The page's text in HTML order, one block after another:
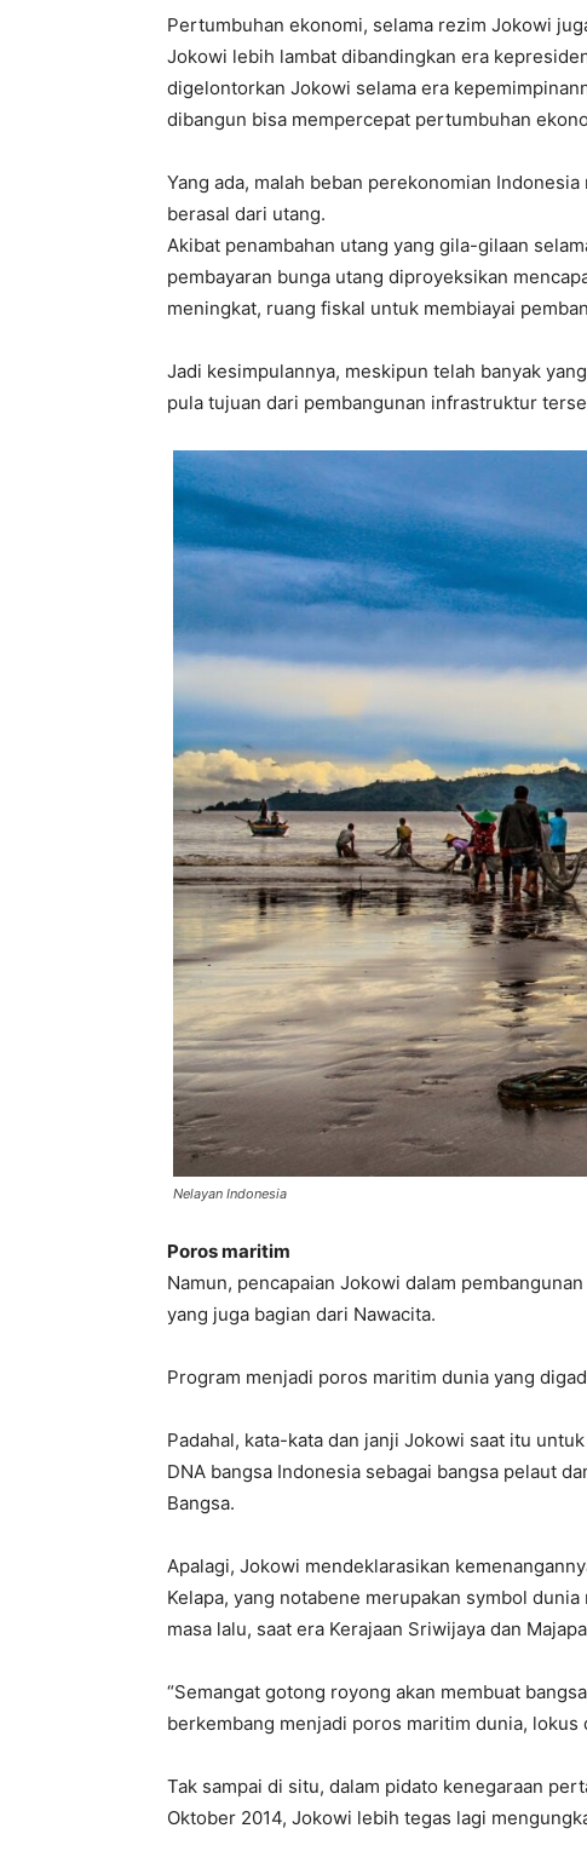
Pertumbuhan ekonomi, selama rezim Jokowi
Jokowi lebih lambat dibandingkan era
digelontorkan Jokowi selama era
dibangun bisa mempercepat pertumbuhan
Yang ada, malah beban perekonomian
berasal dari utang.
Akibat penambahan utang yang gila-gilaan
pembayaran bunga utang diproyeksikan
meningkat, ruang fiskal untuk membiayai
Jadi kesimpulannya, meskipun telah banyak
pula tujuan dari pembangunan infrastruktur
Nelayan Indonesia
Poros maritim
Namun, pencapaian Jokowi dalam
yang juga bagian dari Nawacita.
Program menjadi poros maritim dunia yang
Padahal, kata-kata dan janji Jokowi saat itu
DNA bangsa Indonesia sebagai bangsa pelaut
Bangsa.
Apalagi, Jokowi mendeklarasikan
Kelapa, yang notabene merupakan symbol
masa lalu, saat era Kerajaan Sriwijaya dan
“Semangat gotong royong akan membuat
berkembang menjadi poros maritim dunia, lokus
Tak sampai di situ, dalam pidato kenegaraan
Oktober 2014, Jokowi lebih tegas lagi